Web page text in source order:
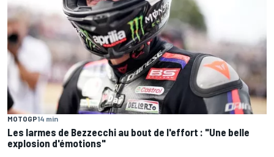
MOTOGP14 min
Les larmes de Bezzecchi au bout de l'effort : "Une belle
explosion d'émotions"